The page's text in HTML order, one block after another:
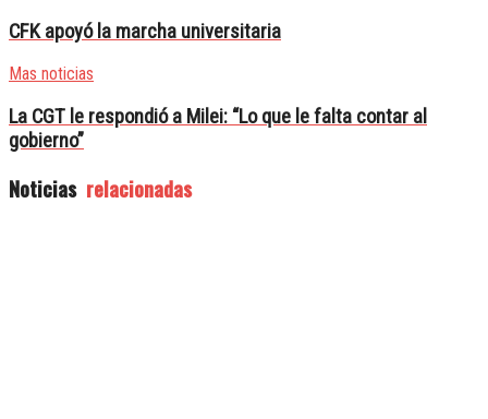
CFK apoyó la marcha universitaria
Mas noticias
La CGT le respondió a Milei: “Lo que le falta contar al
gobierno”
Noticias relacionadas